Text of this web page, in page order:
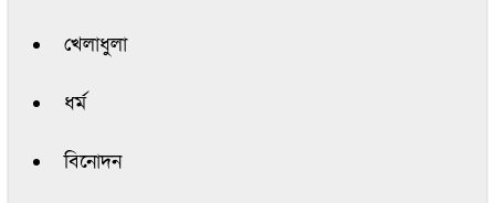
খেলাধুলা
ধর্ম
বিনোদন